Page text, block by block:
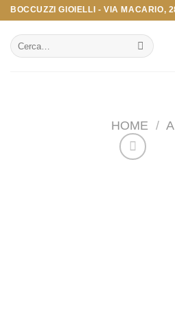
Salta
contenuti
BOCCUZZI GIOIELLI - VIA MACARIO,
Cerca:
HOME /